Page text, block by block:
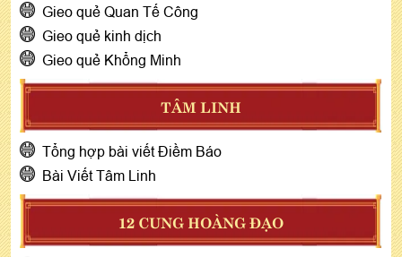
Gieo quẻ Quan Tế Công
Gieo quẻ kinh dịch
Gieo quẻ Khổng Minh
TÂM LINH
Tổng hợp bài viết Điềm Báo
Bài Viết Tâm Linh
12 CUNG HOÀNG ĐẠO